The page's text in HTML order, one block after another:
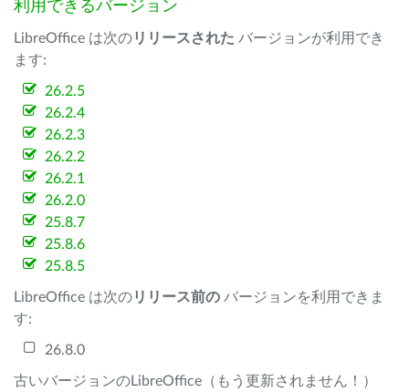
利用できるバージョン
LibreOffice は次のリリースされた バージョンが利用でき
ます:
26.2.5
26.2.4
26.2.3
26.2.2
26.2.1
26.2.0
25.8.7
25.8.6
25.8.5
LibreOffice は次のリリース前の バージョンを利用できま
す:
26.8.0
古いバージョンのLibreOffice（もう更新されません！）